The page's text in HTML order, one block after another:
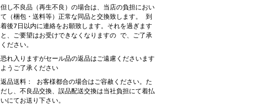
但し不良品（再生不良）の場合は、当店の負担におい
て（梱包・送料等）正常な同品と交換致します。 到
着後7日以内に連絡をお願致します。それを過ぎます
と、ご要望はお受けできなくなりますの で、ご了承
ください。
恐れ入りますがセール品の返品はご遠慮くださいます
ようご了承ください
返品送料： お客様都合の場合はご容赦ください。た
だし、不良品交換、誤品配送交換は当社負担にて着払
いにてお送り下さい。